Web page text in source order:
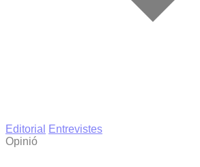
Editorial
Entrevistes
Opinió